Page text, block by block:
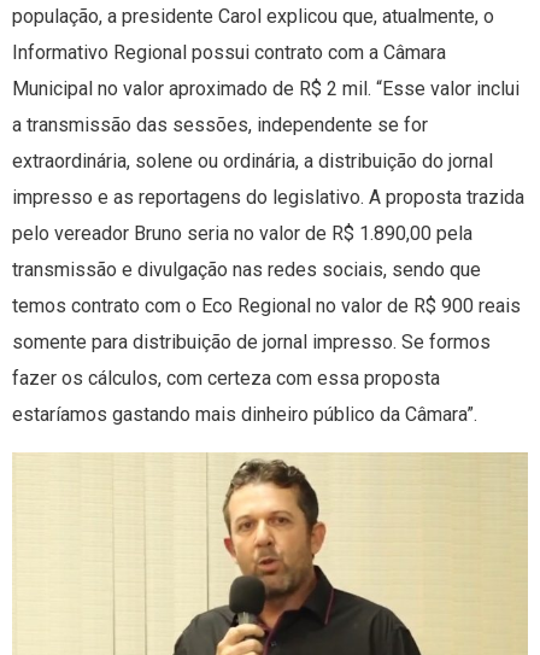
população, a presidente Carol explicou que, atualmente, o
Informativo Regional possui contrato com a Câmara
Municipal no valor aproximado de R$ 2 mil. “Esse valor inclui
a transmissão das sessões, independente se for
extraordinária, solene ou ordinária, a distribuição do jornal
impresso e as reportagens do legislativo. A proposta trazida
pelo vereador Bruno seria no valor de R$ 1.890,00 pela
transmissão e divulgação nas redes sociais, sendo que
temos contrato com o Eco Regional no valor de R$ 900 reais
somente para distribuição de jornal impresso. Se formos
fazer os cálculos, com certeza com essa proposta
estaríamos gastando mais dinheiro público da Câmara”.